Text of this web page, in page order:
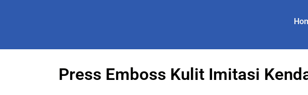
Press Emboss Kulit Imitasi